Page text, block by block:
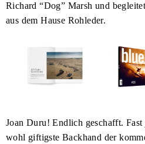
Richard “Dog” Marsh und
aus dem Hause Rohleder.
Joan Duru! Endlich geschafft.
wohl giftigste Backhand der